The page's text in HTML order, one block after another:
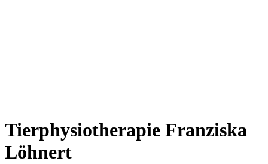
Tierphysiotherapie Franziska
Löhnert